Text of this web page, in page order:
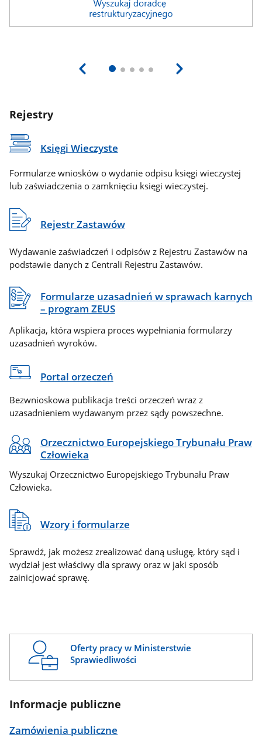
Rejestry
Księgi Wieczyste
Formularze wniosków o wydanie odpisu księgi wieczystej
lub zaświadczenia o zamknięciu księgi wieczystej.
Rejestr Zastawów
Wydawanie zaświadczeń i odpisów z Rejestru Zastawów na
podstawie danych z Centrali Rejestru Zastawów.
Formularze uzasadnień w sprawach karnych
– program ZEUS
Aplikacja, która wspiera proces wypełniania formularzy
uzasadnień wyroków.
Portal orzeczeń
Bezwnioskowa publikacja treści orzeczeń wraz z
uzasadnieniem wydawanym przez sądy powszechne.
Orzecznictwo Europejskiego Trybunału Praw
Człowieka
Wyszukaj Orzecznictwo Europejskiego Trybunału Praw
Człowieka.
Wzory i formularze
Sprawdź, jak możesz zrealizować daną usługę, który sąd i
wydział jest właściwy dla sprawy oraz w jaki sposób
zainicjować sprawę.
Oferty pracy w Ministerstwie
Sprawiedliwości
Informacje publiczne
Zamówienia publiczne